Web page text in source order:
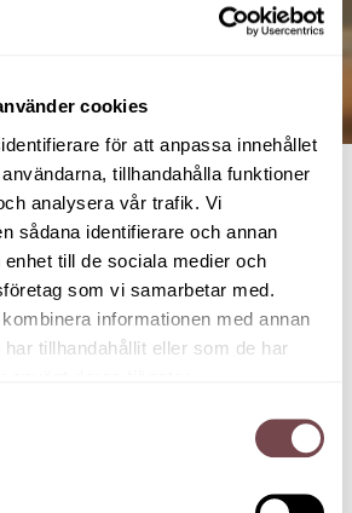
cookies
för att anpassa innehållet
tillhandahålla funktioner
analysera vår trafik. Vi
sådana identifierare och annan
till de sociala medier och
som vi samarbetar med.
informationen med annan
tillhandahållit eller som de har
ökar, kraven skärps och
ledarskapet den avgörande
samtidigt som man
som arbetsgivare.
som är ett samarbete mellan
Kryast, Almi Kronoberg och